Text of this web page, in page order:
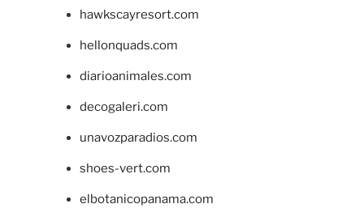
hawkscayresort.com
hellonquads.com
diarioanimales.com
decogaleri.com
unavozparadios.com
shoes-vert.com
elbotanicopanama.com